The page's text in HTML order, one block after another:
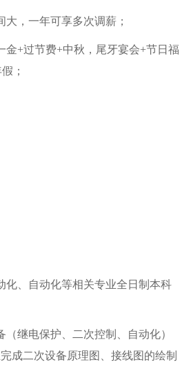
大，一年可享多次调薪；
金+过节费+中秋，尾牙宴会+节日福
；
化、自动化等相关专业全日制本科
（继电保护、二次控制、自动化）
成二次设备原理图、接线图的绘制